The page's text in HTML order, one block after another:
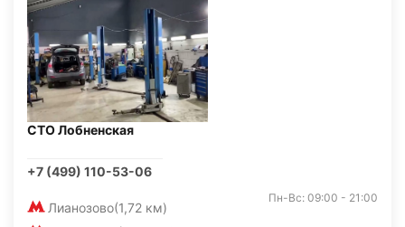
СТО Лобненская
+7 (499) 110-53-06
Лианозово(1,72 км)
Пн-Вс: 09:00 - 21:00